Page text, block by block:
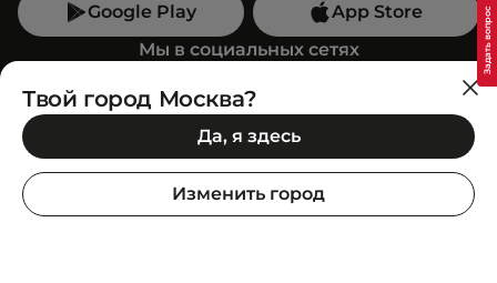
Google Play
App Store
Мы в социальных сетях
Позвони нам
+7 (499) 350-55-33
C 10:00 до 19:00
SuperStep-бот
Твой город Москва?
Да, я здесь
Изменить город